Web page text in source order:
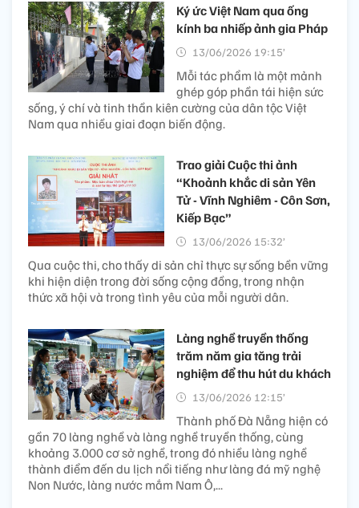
Ký ức Việt Nam qua ống
kính ba nhiếp ảnh gia Pháp
13/06/2026 19:15’
Mỗi tác phẩm là một mảnh
ghép góp phần tái hiện sức
sống, ý chí và tinh thần kiên cường của dân tộc Việt
Nam qua nhiều giai đoạn biến động.
Trao giải Cuộc thi ảnh
“Khoảnh khắc di sản Yên
Tử - Vĩnh Nghiêm - Côn Sơn,
Kiếp Bạc”
13/06/2026 15:32’
Qua cuộc thi, cho thấy di sản chỉ thực sự sống bền vững
khi hiện diện trong đời sống cộng đồng, trong nhận
thức xã hội và trong tình yêu của mỗi người dân.
Làng nghề truyền thống
trăm năm gia tăng trải
nghiệm để thu hút du khách
13/06/2026 12:15’
Thành phố Đà Nẵng hiện có
gần 70 làng nghề và làng nghề truyền thống, cùng
khoảng 3.000 cơ sở nghề, trong đó nhiều làng nghề
thành điểm đến du lịch nổi tiếng như làng đá mỹ nghệ
Non Nước, làng nước mắm Nam Ô,...